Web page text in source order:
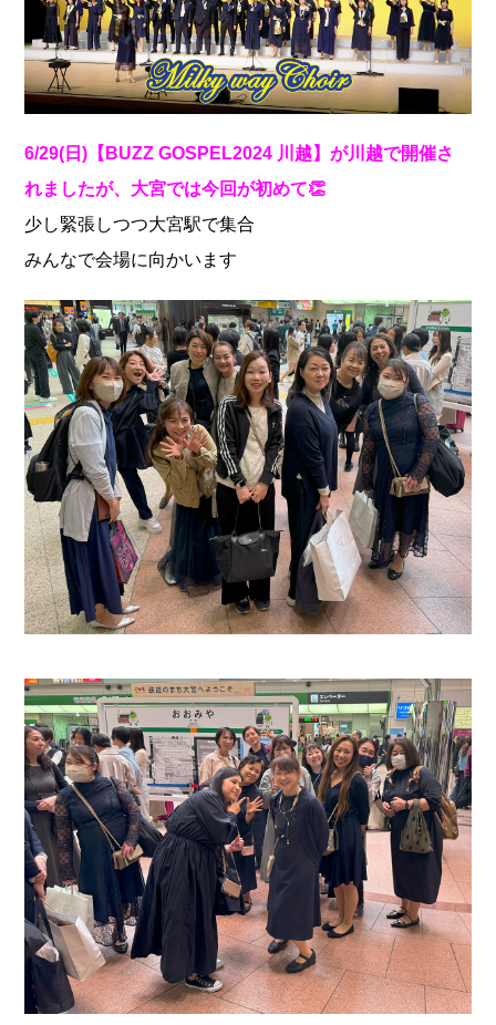
6/29(日)【BUZZ GOSPEL2024 川越】が川越で開催さ
れましたが、大宮では今回が初めて👏
少し緊張しつつ大宮駅で集合
みんなで会場に向かいます